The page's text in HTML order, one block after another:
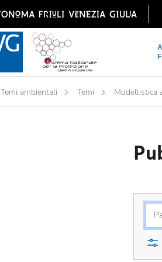
Temi ambientali Temi Modellistica